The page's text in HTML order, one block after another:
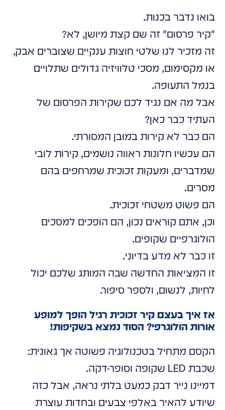
בואו נדבר בכנות.
"קיר פרסום" זה שם קצת מיושן, לא?
זה מזכיר לנו שלטי חוצות ענקיים שצוברים אבק,
או מקסימום, מסכי טלוויזיה גדולים שתלויים
בנמל התעופה.
אבל מה אם נגיד לכם שקירות הפרסום של
העתיד כבר כאן?
הם כבר לא קירות במובן המסורתי.
הם עכשיו חלונות ראווה נושמים, קירות לובי
שמדברים, ומעקות זכוכית שמרחפים בהם
מסרים.
הם פשוט משטחי זכוכית.
וכן, אתם קוראים נכון, הם הופכים למסכים
הולוגרפיים שקופים.
זו כבר לא מדע בדיוני.
זו המציאות החדשה שבה המותג שלכם יכול
לחיות, לנשום, ולספר סיפור.
אז איך בעצם קיר זכוכית רגיל הופך למופע
אורות הולוגרפי? הסוד נמצא בשקיפות!
הקסם מתחיל בטכנולוגיה פשוטה אך גאונית:
שכבת LED שקופה וסופר-דקה.
דמיינו נייר דבק כמעט בלתי נראה, אבל כזה
שיודע להאיר באלפי צבעים ובחדות עוצרת